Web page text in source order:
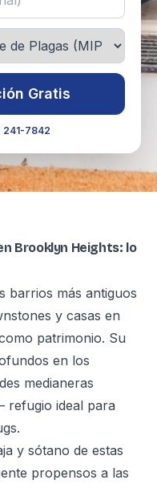
Gratis
241-7842
Brooklyn Heights: lo
barrios más antiguos
y casas en
patrimonio. Su
en los
medianeras
refugio ideal para
y sótano de estas
propensos a las